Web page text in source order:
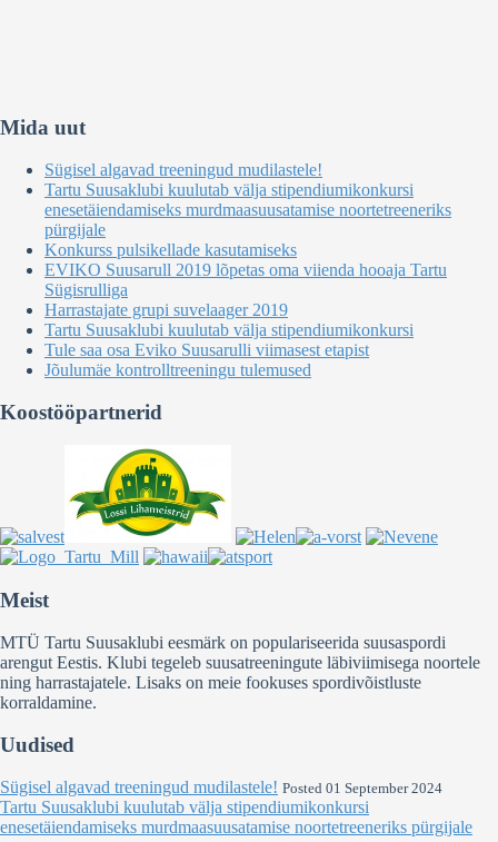
Mida uut
Sügisel algavad treeningud mudilastele!
Tartu Suusaklubi kuulutab välja stipendiumikonkursi
enesetäiendamiseks murdmaasuusatamise noortetreeneriks
pürgijale
Konkurss pulsikellade kasutamiseks
EVIKO Suusarull 2019 lõpetas oma viienda hooaja Tartu
Sügisrulliga
Harrastajate grupi suvelaager 2019
Tartu Suusaklubi kuulutab välja stipendiumikonkursi
Tule saa osa Eviko Suusarulli viimasest etapist
Jõulumäe kontrolltreeningu tulemused
Koostööpartnerid
Meist
MTÜ Tartu Suusaklubi eesmärk on populariseerida suusaspordi
arengut Eestis. Klubi tegeleb suusatreeningute läbiviimisega noortele
ning harrastajatele. Lisaks on meie fookuses spordivõistluste
korraldamine.
Uudised
Sügisel algavad treeningud mudilastele! Posted 01 September 2024
Tartu Suusaklubi kuulutab välja stipendiumikonkursi
enesetäiendamiseks murdmaasuusatamise noortetreeneriks pürgijale